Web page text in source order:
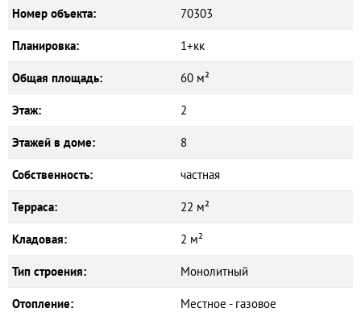
Номер объекта: 70303
Планировка: 1+кк
Общая площадь: 60 м²
Этаж: 2
Этажей в доме: 8
Собственность: частная
Терраса: 22 м²
Кладовая: 2 м²
Тип строения: Монолитный
Отопление: Местное - газовое